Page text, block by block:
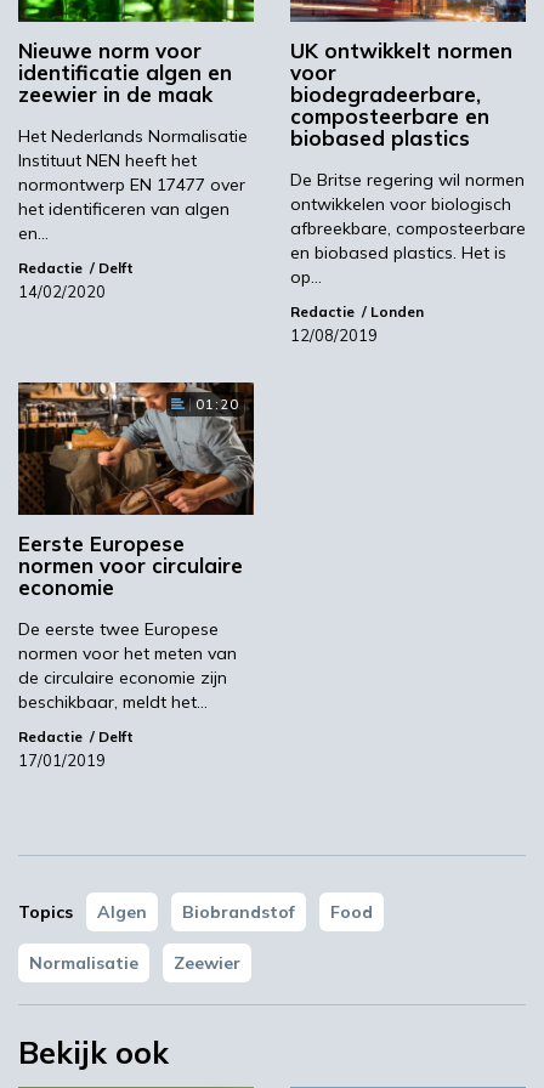
algenproducten’ draagt actief bij aan het
maken van afspraken op Europees niveau en
fungeert daarnaast als nationaal
kennisplatform omtrent normalisatie van
algen en algenproducten.
Meer informatie is te vinden op de website
van NEN.
Beeld: Shine Nucha/Shutterstock
Releaf valoriseert biomassa via lokale ketens
Meest gelezen
Nieuwe norm voor
identificatie algen en
zeewier in de maak
Het Nederlands Normalisatie
Instituut NEN heeft het
normontwerp EN 17477 over
het identificeren van algen
en…
Redactie Delft
14/02/2020
UK ontwikkelt normen
voor
biodegradeerbare,
composteerbare en
biobased plastics
De Britse regering wil normen
ontwikkelen voor biologisch
afbreekbare, composteerbare
en biobased plastics. Het is
op…
Redactie Londen
12/08/2019
01:20
Eerste Europese
normen voor circulaire
economie
De eerste twee Europese
normen voor het meten van
de circulaire economie zijn
beschikbaar, meldt het…
Redactie Delft
17/01/2019
Topics Algen Biobrandstof Food
Normalisatie Zeewier
Bekijk ook